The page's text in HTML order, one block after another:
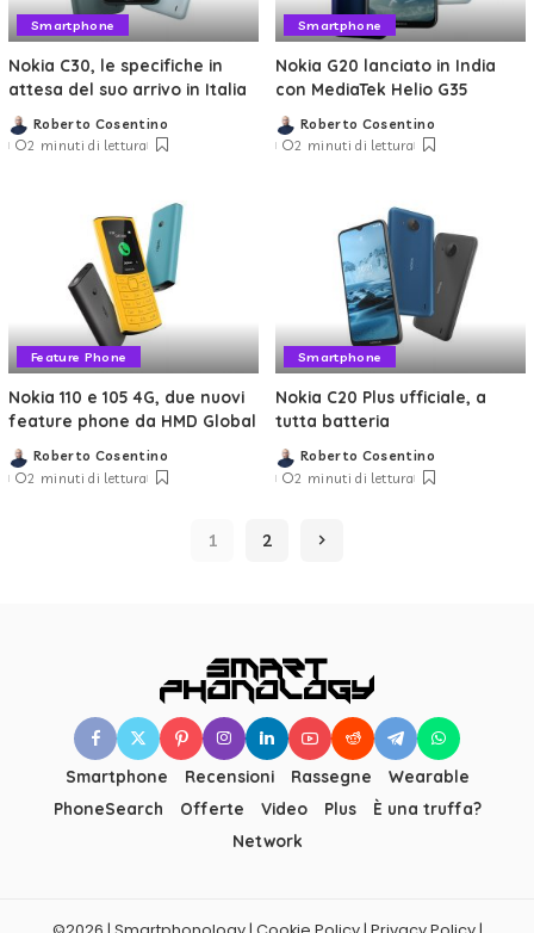
Smartphone
Nokia C30, le specifiche in
attesa del suo arrivo in Italia
Posted
by
Roberto Cosentino
2 minuti di lettura
Smartphone
Nokia G20 lanciato in India
con MediaTek Helio G35
Posted
by
Roberto Cosentino
2 minuti di lettura
Feature Phone
Nokia 110 e 105 4G, due nuovi
feature phone da HMD Global
Posted
by
Roberto Cosentino
2 minuti di lettura
Smartphone
Nokia C20 Plus ufficiale, a
tutta batteria
Posted
by
Roberto Cosentino
2 minuti di lettura
1 2
Smartphone Recensioni Rassegne
Wearable
PhoneSearch
Offerte Video Plus
È una truffa?
Network